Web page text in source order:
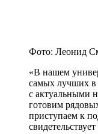
Фото: Леонид
«В нашем
самых лучших в
с актуальными
готовим
приступаем к